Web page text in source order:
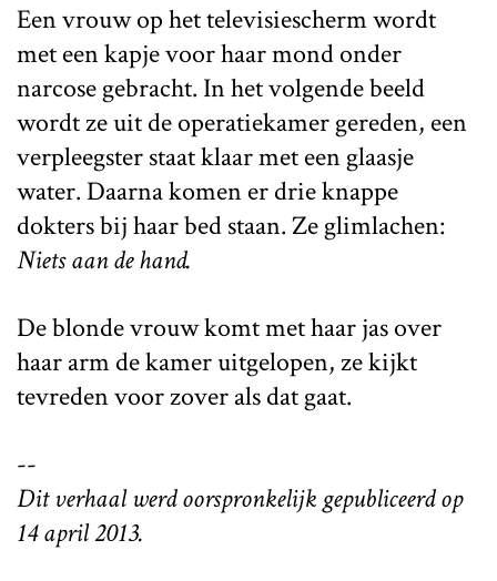
Een vrouw op het televisiescherm wordt
met een kapje voor haar mond onder
narcose gebracht. In het volgende beeld
wordt ze uit de operatiekamer gereden, een
verpleegster staat klaar met een glaasje
water. Daarna komen er drie knappe
dokters bij haar bed staan. Ze glimlachen:
Niets aan de hand.
De blonde vrouw komt met haar jas over
haar arm de kamer uitgelopen, ze kijkt
tevreden voor zover als dat gaat.
--
Dit verhaal werd oorspronkelijk gepubliceerd op
14 april 2013.